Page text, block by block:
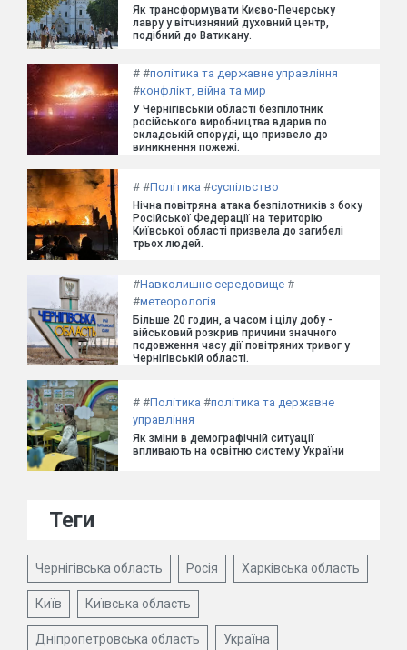
Як трансформувати Києво-Печерську
лавру у вітчизняний духовний центр,
подібний до Ватикану.
# #політика та державне управління
#конфлікт, війна та мир
У Чернігівській області безпілотник
російського виробництва вдарив по
складській споруді, що призвело до
виникнення пожежі.
# #Політика #суспільство
Нічна повітряна атака безпілотників з боку
Російської Федерації на територію
Київської області призвела до загибелі
трьох людей.
#Навколишнє середовище #
#метеорологія
Більше 20 годин, а часом і цілу добу -
військовий розкрив причини значного
подовження часу дії повітряних тривог у
Чернігівській області.
# #Політика #політика та державне
управління
Як зміни в демографічній ситуації
впливають на освітню систему України
Теги
Чернігівська область Росія Харківська область
Київ Київська область
Дніпропетровська область Україна